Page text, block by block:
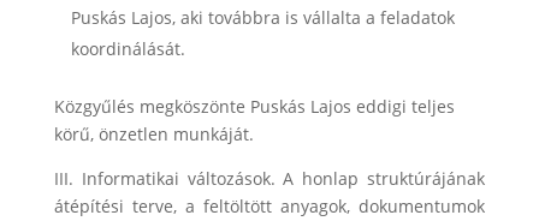
Puskás Lajos, aki továbbra is vállalta a feladatok
koordinálását.
Közgyűlés megköszönte Puskás Lajos eddigi teljes
körű, önzetlen munkáját.
III. Informatikai változások. A honlap struktúrájának
átépítési terve, a feltöltött anyagok, dokumentumok